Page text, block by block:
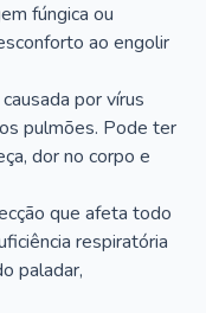
fúngica ou
ao engolir
por vírus
pulmões. Pode ter
dor no corpo e
que afeta todo
respiratória
paladar,